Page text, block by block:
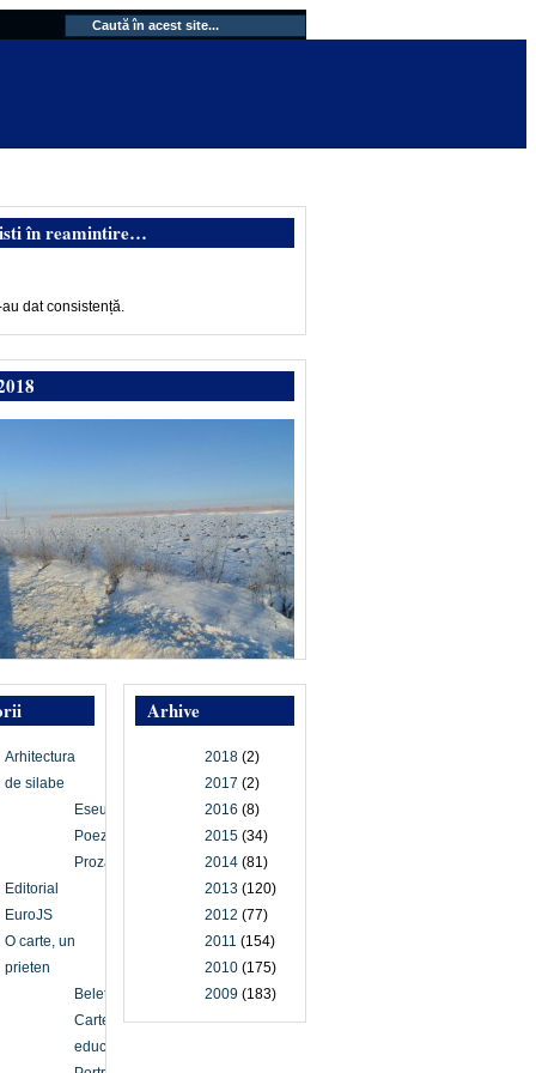
în reamintire…
dat consistență.
Arhive
2018 (2)
2017 (2)
2016 (8)
2015 (34)
2014 (81)
2013 (120)
2012 (77)
2011 (154)
2010 (175)
2009 (183)
Arhitectura
de silabe
Eseu
Poezie
Proză
Editorial
EuroJS
O carte, un
prieten
Beletristică
Carte
educațională